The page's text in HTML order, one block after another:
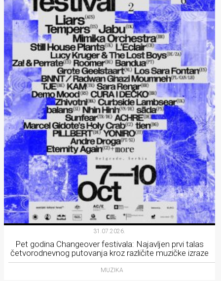
31.07.2026.
Pet godina Changeover festivala: Najavljen prvi talas
četvorodnevnog putovanja kroz različite muzičke izraze
MUZIKA